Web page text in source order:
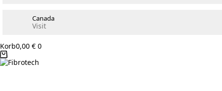
Canada
Visit
Korb0,00 € 0